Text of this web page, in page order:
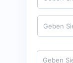
m
e
E
M
i
N